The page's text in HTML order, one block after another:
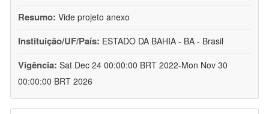
Resumo: Vide projeto anexo
Instituição/UF/País: ESTADO DA BAHIA - BA - Brasil
Vigência: Sat Dec 24 00:00:00 BRT 2022-Mon Nov 30
00:00:00 BRT 2026